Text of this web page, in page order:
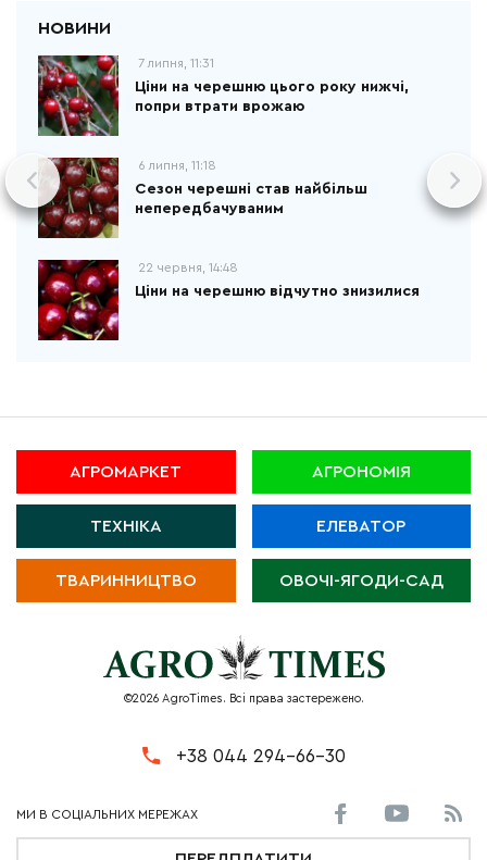
7 липня, 11:31
Ціни на черешню цього року нижчі,
попри втрати врожаю
6 липня, 11:18
Сезон черешні став найбільш
непередбачуваним
22 червня, 14:48
Ціни на черешню відчутно знизилися
АГРОМАРКЕТ АГРОНОМІЯ
ТЕХНІКА ЕЛЕВАТОР
ТВАРИННИЦТВО ОВОЧІ-ЯГОДИ-САД
©2026 AgroTimes. Всі права застережено.
+38 044 294-66-30